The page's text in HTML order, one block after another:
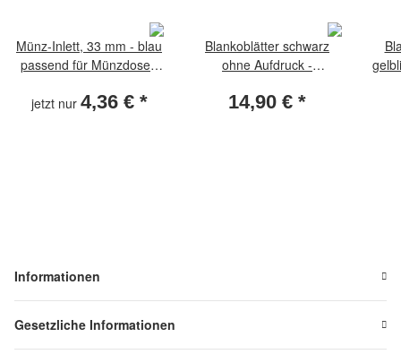
Münz-Inlett, 33 mm - blau
passend für Münzdosen
jetzt nur 4,36 € *
Blankoblätter schwarz
ohne Aufdruck -
14,90 € *
Informationen
Gesetzliche Informationen